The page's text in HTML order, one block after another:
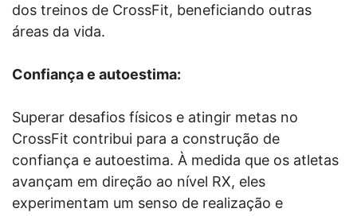
dos treinos de CrossFit, beneficiando outras
áreas da vida.
Confiança e autoestima:
Superar desafios físicos e atingir metas no
CrossFit contribui para a construção de
confiança e autoestima. À medida que os atletas
avançam em direção ao nível RX, eles
experimentam um senso de realização e